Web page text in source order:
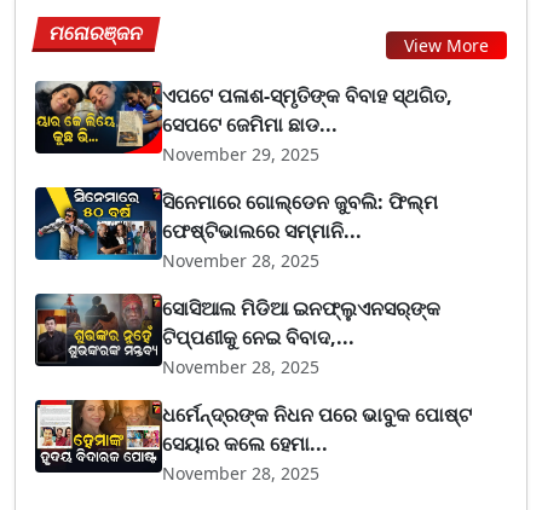
ମନୋରଞ୍ଜନ View More
ଏପଟେ ପଳାଶ-ସ୍ମୃତିଙ୍କ ବିବାହ ସ୍ଥଗିତ,
ସେପଟେ ଜେମିମା ଛାଡ...
November 29, 2025
ସିନେମାରେ ଗୋଲ୍ଡେନ ଜୁବଲି: ଫିଲ୍ମ
ଫେଷ୍ଟିଭାଲରେ ସମ୍ମାନି...
November 28, 2025
ସୋସିଆଲ ମିଡିଆ ଇନଫ୍ଲୁଏନସର୍‌ଙ୍କ
ଟିପ୍ପଣୀକୁ ନେଇ ବିବାଦ,...
November 28, 2025
ଧର୍ମେନ୍ଦ୍ରଙ୍କ ନିଧନ ପରେ ଭାବୁକ ପୋଷ୍ଟ
ସେୟାର କଲେ ହେମା...
November 28, 2025